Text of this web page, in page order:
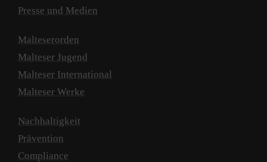
Presse und Medien
Malteserorden
Malteser Jugend
Malteser International
Malteser Werke
Nachhaltigkeit
Prävention
Compliance